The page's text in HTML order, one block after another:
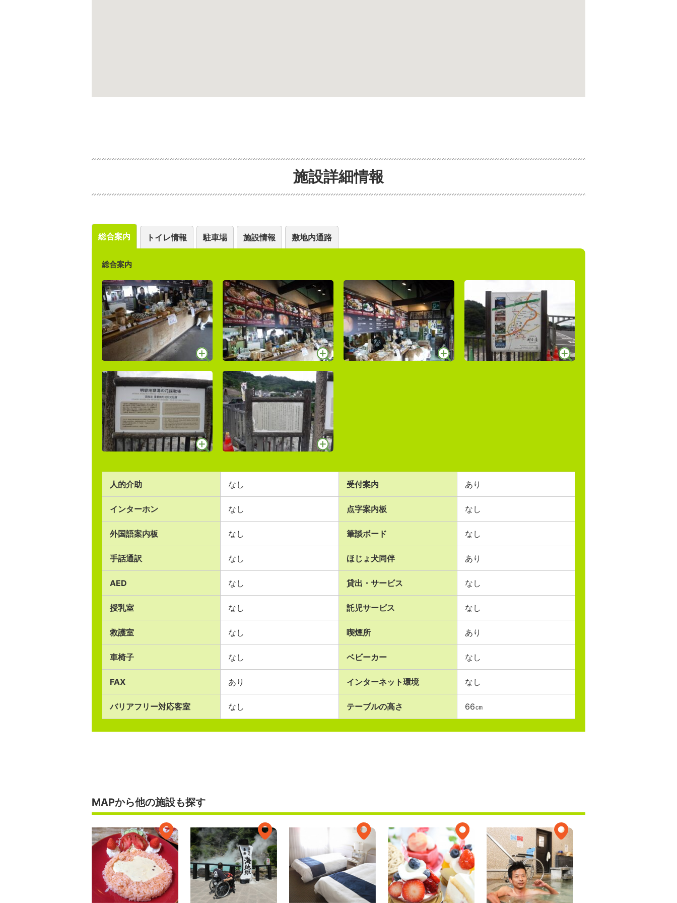
施設詳細情報
総合案内 トイレ情報 駐車場 施設情報 敷地内通路
総合案内
人的介助 なし 受付案内 あり
インターホン なし 点字案内板 なし
外国語案内板 なし 筆談ボード なし
手話通訳 なし ほじょ犬同伴 あり
AED なし 貸出・サービス なし
授乳室 なし 託児サービス なし
救護室 なし 喫煙所 あり
車椅子 なし ベビーカー なし
FAX あり インターネット環境 なし
バリアフリー対応客室 なし テーブルの高さ 66㎝
MAPから他の施設も探す